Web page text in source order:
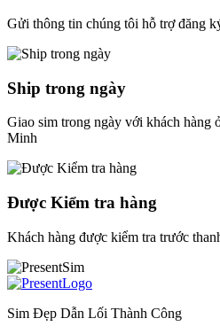
Gửi thông tin chúng tôi hỗ trợ đăng
Ship trong ngày
Giao sim trong ngày với khách hàng
Minh
Được Kiểm tra hàng
Khách hàng được kiểm tra trước
Sim Đẹp Dẫn Lối Thành Công